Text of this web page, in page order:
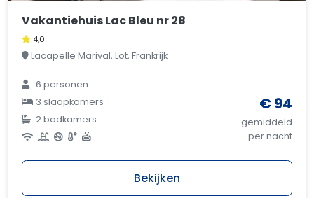
Vakantiehuis Lac Bleu nr 28
4,0
Lacapelle Marival, Lot, Frankrijk
6 personen
3 slaapkamers
2 badkamers
€ 94
gemiddeld
per nacht
Bekijken